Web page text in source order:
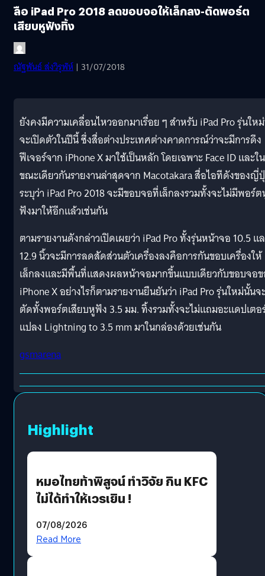
ลือ iPad Pro 2018 ลดขอบจอให้เล็กลง-ตัดพอร์ต
เสียบหูฟังทิ้ง
ณัฐพันธ์ ส่งวิรุฬห์ | 31/07/2018
ยังคงมีความเคลื่อนไหวออกมาเรื่อย ๆ สำหรับ iPad Pro รุ่นให
จะเปิดตัวในปีนี้ ซึ่งสื่อต่างประเทศต่างคาดการณ์ว่าจะมีการดึง
ฟีเจอร์จาก iPhone X มาใช้เป็นหลัก โดยเฉพาะ Face ID และใน
ขณะเดียวกันรายงานล่าสุดจาก Macotakara สื่อไอทีดังของญี่
ระบุว่า iPad Pro 2018 จะมีขอบจอที่เล็กลงรวมทั้งจะไม่มีพอร์
ฟังมาให้อีกแล้วเช่นกัน
ตามรายงานดังกล่าวเปิดเผยว่า iPad Pro ทั้งรุ่นหน้าจอ 10.5 แ
12.9 นิ้วจะมีการลดสัดส่วนตัวเครื่องลงคือการกันขอบเครื่องให้
เล็กลงและมีพื้นที่แสดงผลหน้าจอมากขึ้นแบบเดียวกับขอบจอ
iPhone X อย่างไรก็ตามรายงานยืนยันว่า iPad Pro รุ่นใหม่นั้นจ
ตัดทั้งพอร์ตเสียบหูฟัง 3.5 มม. ทิ้งรวมทั้งจะไม่แถมอะแดปเตอ
แปลง Lightning to 3.5 mm มาในกล่องด้วยเช่นกัน
gsmarena
Highlight
หมอไทยท้าพิสูจน์ ทำวิจัย กิน KFC
ไม่ได้ทำให้เวรเยิน !
07/08/2026
Read More